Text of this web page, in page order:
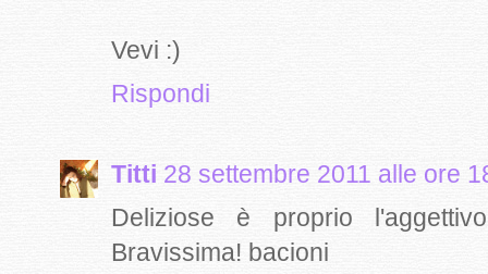
Vevi :)
Rispondi
Titti 28 settembre 2011 alle ore
Deliziose è proprio
Bravissima! bacioni